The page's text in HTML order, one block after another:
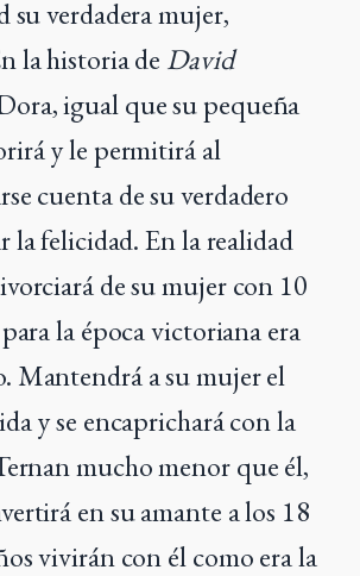
su verdadera mujer,
la historia de David
igual que su pequeña
y le permitirá al
cuenta de su verdadero
la felicidad. En la realidad
de su mujer con 10
la época victoriana era
Mantendrá a su mujer el
y se encaprichará con la
mucho menor que él,
en su amante a los 18
vivirán con él como era la